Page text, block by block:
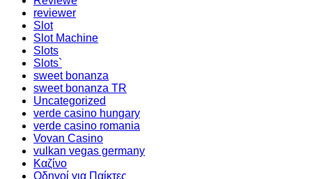
reviewer
Slot
Slot Machine
Slots
Slots`
sweet bonanza
sweet bonanza TR
Uncategorized
verde casino hungary
verde casino romania
Vovan Casino
vulkan vegas germany
Καζίνο
Οδηγοί για Παίκτες